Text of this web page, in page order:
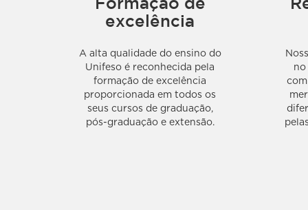
excelência
A alta qualidade do ensino do
Unifeso é reconhecida pela
formação de excelência
proporcionada em todos os
seus cursos de graduação,
pós-graduação e extensão.
no